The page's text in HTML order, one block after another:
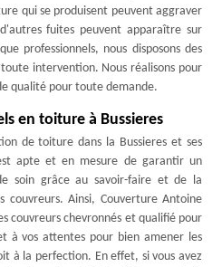
qui se produisent peuvent aggraver
fuites peuvent apparaître sur
professionnels, nous disposons des
intervention. Nous réalisons pour
qualité pour toute demande.
en toiture à Bussieres
de toiture dans la Bussieres et ses
apte et en mesure de garantir un
soin grâce au savoir-faire et de la
couvreurs. Ainsi, Couverture Antoine
couvreurs chevronnés et qualifié pour
à vos attentes pour bien amener les
à la perfection. En effet, si vous avez